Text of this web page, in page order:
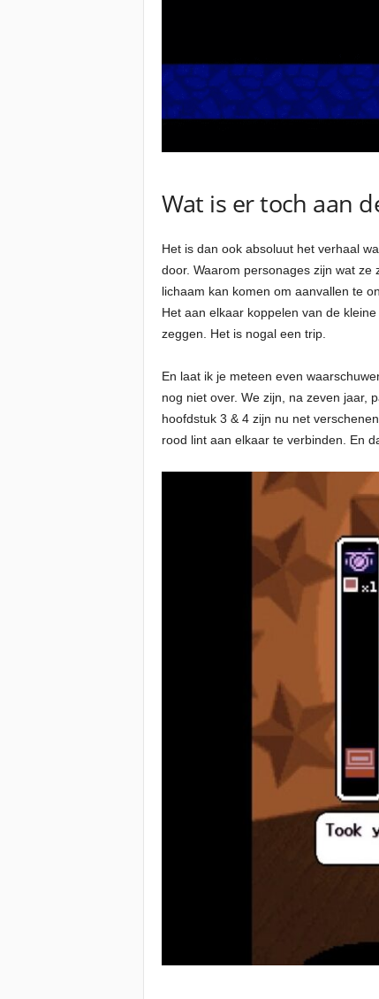
Wat is er toch aan
Het is dan ook absoluut het verhaal
door. Waarom personages zijn wat ze
lichaam kan komen om aanvallen te
Het aan elkaar koppelen van de
zeggen. Het is nogal een trip.
En laat ik je meteen even
nog niet over. We zijn, na zeven jaar,
hoofdstuk 3 & 4 zijn nu net
rood lint aan elkaar te verbinden. En